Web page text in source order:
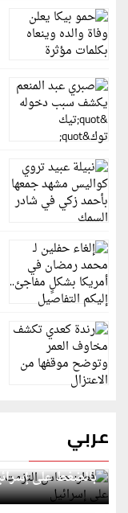
عربي
قطر: حماس
بالضغط على